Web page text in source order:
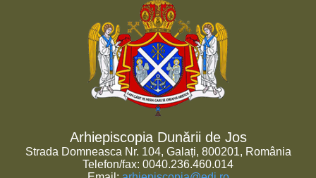
Arhiepiscopia Dunării de Jos
Strada Domneasca Nr. 104, Galați, 800201, România
Telefon/fax: 0040.236.460.014